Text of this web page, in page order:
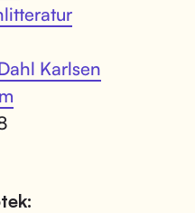
Karlsen